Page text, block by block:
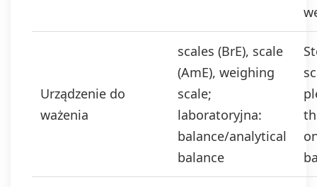
Urządzenie do
ważenia
scales (BrE), scale
(AmE), weighing
scale;
laboratoryjna:
balance/analytical
balance